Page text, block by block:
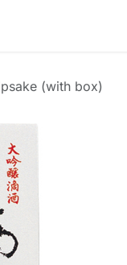
(with box)